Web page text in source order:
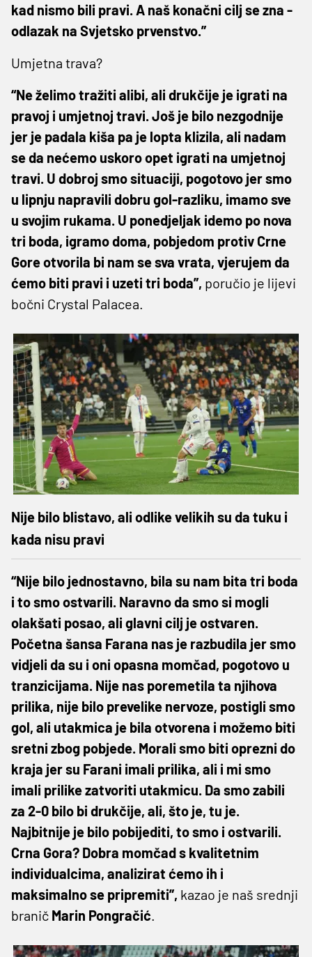
kad nismo bili pravi. A naš konačni cilj se zna -
odlazak na Svjetsko prvenstvo.”
Umjetna trava?
“Ne želimo tražiti alibi, ali drukčije je igrati na
pravoj i umjetnoj travi. Još je bilo nezgodnije
jer je padala kiša pa je lopta klizila, ali nadam
se da nećemo uskoro opet igrati na umjetnoj
travi. U dobroj smo situaciji, pogotovo jer smo
u lipnju napravili dobru gol-razliku, imamo sve
u svojim rukama. U ponedjeljak idemo po nova
tri boda, igramo doma, pobjedom protiv Crne
Gore otvorila bi nam se sva vrata, vjerujem da
ćemo biti pravi i uzeti tri boda”, poručio je lijevi
bočni Crystal Palacea.
Nije bilo blistavo, ali odlike velikih su da tuku i
kada nisu pravi
“Nije bilo jednostavno, bila su nam bita tri boda
i to smo ostvarili. Naravno da smo si mogli
olakšati posao, ali glavni cilj je ostvaren.
Početna šansa Farana nas je razbudila jer smo
vidjeli da su i oni opasna momčad, pogotovo u
tranzicijama. Nije nas poremetila ta njihova
prilika, nije bilo prevelike nervoze, postigli smo
gol, ali utakmica je bila otvorena i možemo biti
sretni zbog pobjede. Morali smo biti oprezni do
kraja jer su Farani imali prilika, ali i mi smo
imali prilike zatvoriti utakmicu. Da smo zabili
za 2-0 bilo bi drukčije, ali, što je, tu je.
Najbitnije je bilo pobijediti, to smo i ostvarili.
Crna Gora? Dobra momčad s kvalitetnim
individualcima, analizirat ćemo ih i
maksimalno se pripremiti”, kazao je naš srednji
branič Marin Pongračić.